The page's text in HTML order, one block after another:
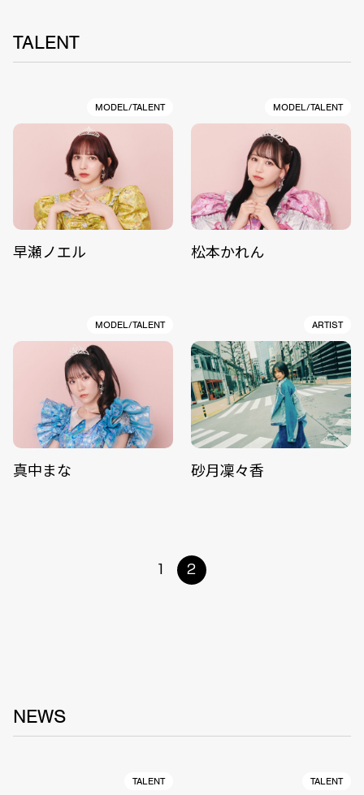
TALENT
MODEL/TALENT
早瀬ノエル
MODEL/TALENT
松本かれん
MODEL/TALENT
真中まな
ARTIST
砂月凜々香
1 2
NEWS
TALENT TALENT